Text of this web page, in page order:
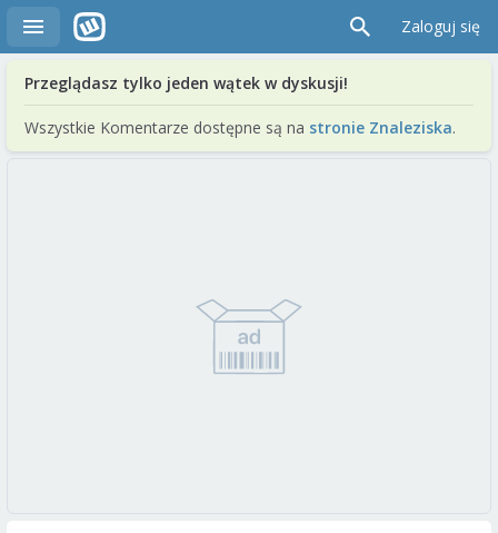
Zaloguj się
Przeglądasz tylko jeden wątek w dyskusji!
Wszystkie Komentarze dostępne są na stronie Znaleziska.